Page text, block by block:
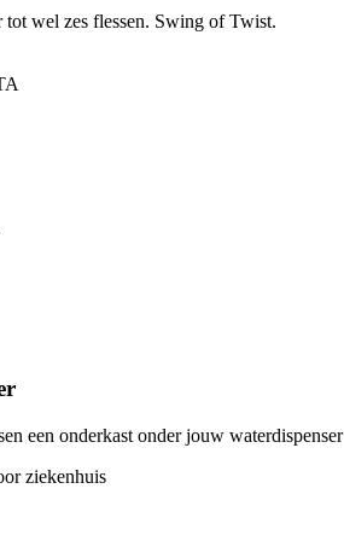
wel zes flessen. Swing of Twist.
een onderkast onder jouw waterdispenser